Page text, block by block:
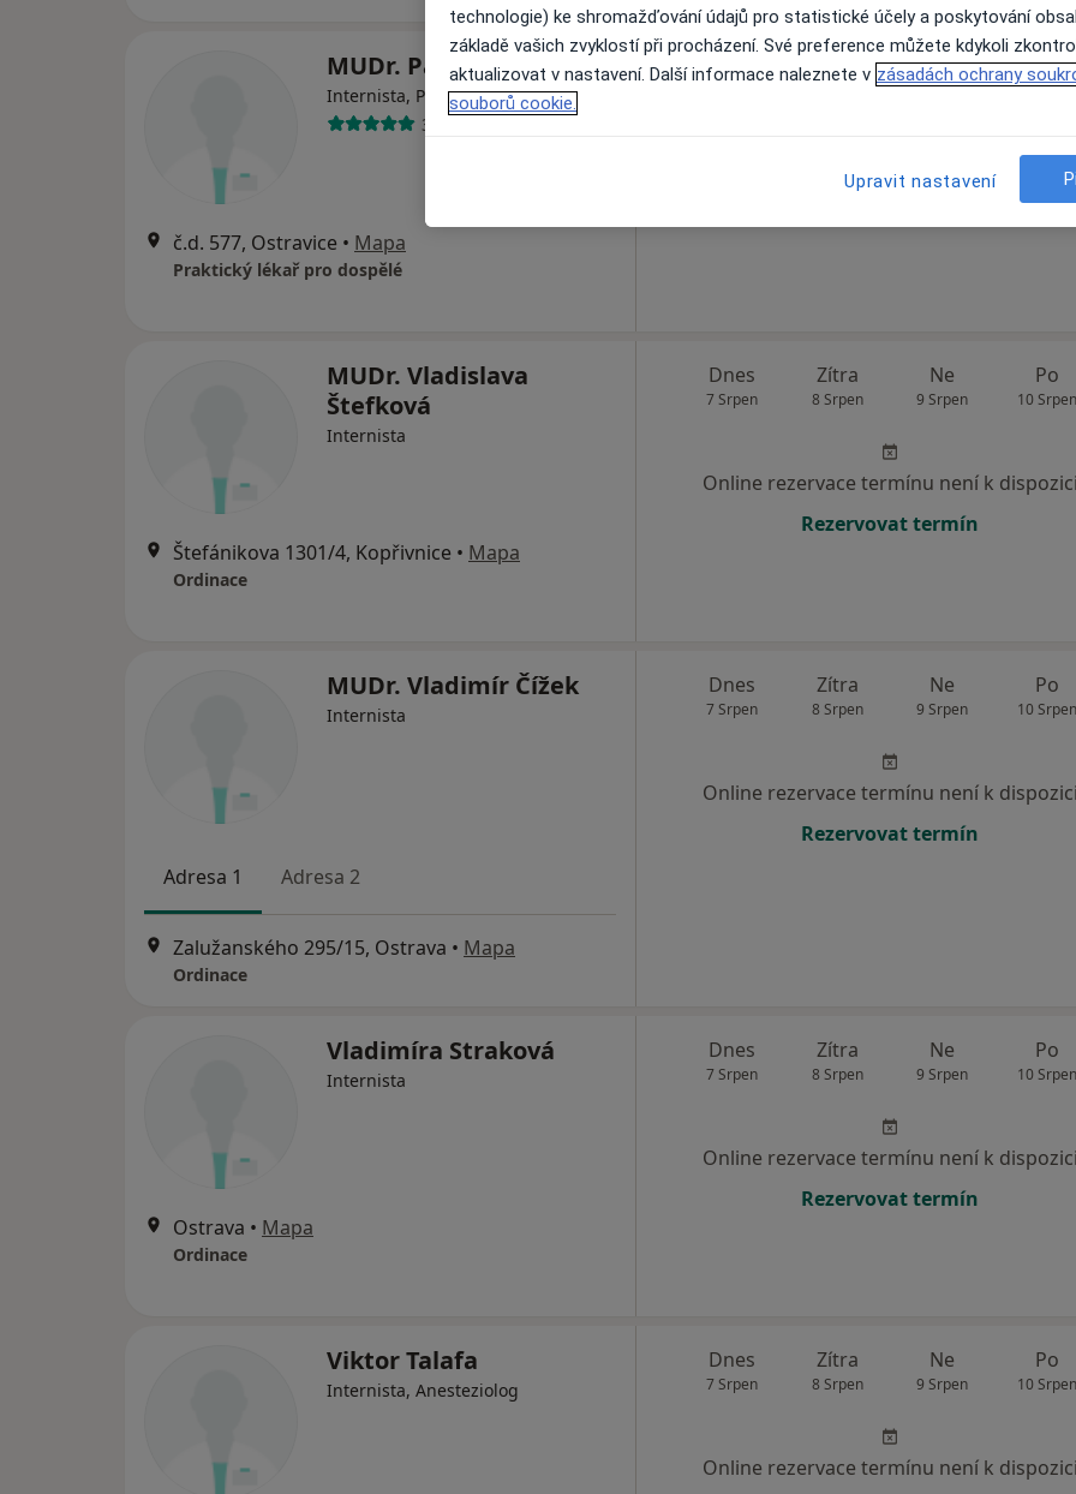
MUDr. Pavla Sýkorová
Internista, Praktický lékař
3 názory
č.d. 577, Ostravice • Mapa
Praktický lékař pro dospělé
Dnes Zítra Ne
9 Srpen
Po
10
Online rezervace termínu není k
MUDr. Vladislava
Štefková
Internista
Štefánikova 1301/4, Kopřivnice • Mapa
Ordinace
Dnes
7 Srpen
Zítra
8 Srpen
Ne
9 Srpen
Po
10 Srpen
Online rezervace termínu není k dispozici
Rezervovat termín
MUDr. Vladimír Čížek
Internista
Adresa 1 Adresa 2
Zalužanského 295/15, Ostrava • Mapa
Ordinace
Dnes
7 Srpen
Zítra
8 Srpen
Ne
9 Srpen
Po
10 Srpen
Online rezervace termínu není k dispozici
Rezervovat termín
Vladimíra Straková
Internista
Ostrava • Mapa
Ordinace
Dnes
7 Srpen
Zítra
8 Srpen
Ne
9 Srpen
Po
10 Srpen
Online rezervace termínu není k dispozici
Rezervovat termín
Viktor Talafa
Internista, Anesteziolog
Dnes
7 Srpen
Zítra
8 Srpen
Ne
9 Srpen
Po
10 Srpen
Online rezervace termínu není k dispozici
technologie) ke shromažďování údajů pro statistické účely a poskytování
základě vašich zvyklostí při procházení. Své preference můžete kdykoli
aktualizovat v nastavení. Další informace naleznete v zásadách ochrany
souborů cookie.
Upravit nastavení